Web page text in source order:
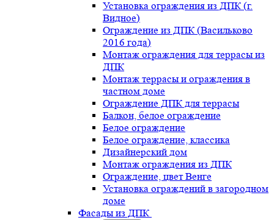
Установка ограждения из ДПК (г.
Видное)
Ограждение из ДПК (Васильково
2016 года)
Монтаж ограждения для террасы из
ДПК
Монтаж террасы и ограждения в
частном доме
Ограждение ДПК для террасы
Балкон, белое ограждение
Белое ограждение
Белое ограждение, классика
Дизайнерский дом
Монтаж ограждения из ДПК
Ограждение, цвет Венге
Установка ограждений в загородном
доме
Фасады из ДПК